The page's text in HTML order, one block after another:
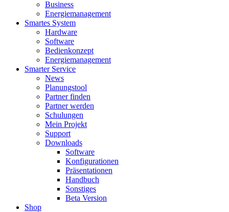
Business
Energiemanagement
Smartes System
Hardware
Software
Bedienkonzept
Energiemanagement
Smarter Service
News
Planungstool
Partner finden
Partner werden
Schulungen
Mein Projekt
Support
Downloads
Software
Konfigurationen
Präsentationen
Handbuch
Sonstiges
Beta Version
Shop